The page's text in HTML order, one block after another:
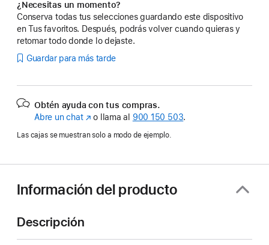
¿Necesitas un momento?
Conserva todas tus selecciones guardando este dispositivo
en Tus favoritos. Después, podrás volver cuando quieras y
retomar todo donde lo dejaste.
Guardar para más tarde
Obtén ayuda con tus compras.
Abre un chat(Se
abre
ventana
o llama al 900 150 503.
Las cajas se muestran solo a modo de ejemplo.
Información del producto
Descripción